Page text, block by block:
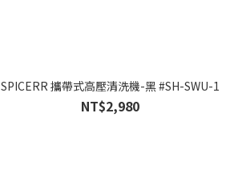
SPICERR 攜帶式高壓清洗機-黑 #SH-SWU-1
NT$2,980